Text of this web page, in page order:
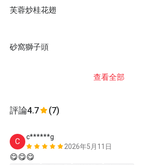
芙蓉炒桂花翅
砂窩獅子頭
查看全部
評論4.7 (7)
C
c******g
2026年5月11日
😋😋😋